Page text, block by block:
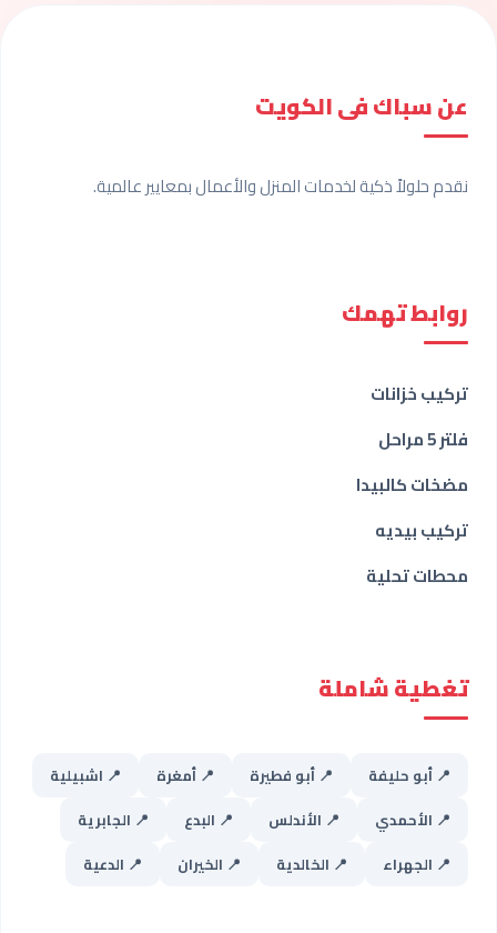
عن سباك فى الكويت
نقدم حلولاً ذكية لخدمات المنزل والأعمال بمعايير عالمية.
روابط تهمك
تركيب خزانات
فلتر 5 مراحل
مضخات كالبيدا
تركيب بيديه
محطات تحلية
تغطية شاملة
📍 أبو حليفة 📍 أبو فطيرة 📍 أمغرة
📍 اشبيلية
📍 الأحمدي
📍 الأندلس 📍 البدع
📍 الجابرية
📍 الجهراء
📍 الخالدية 📍 الخيران 📍 الدعية